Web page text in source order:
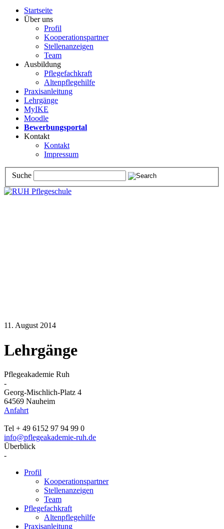
Startseite
Über uns
Profil
Kooperationspartner
Stellenanzeigen
Team
Ausbildung
Pflegefachkraft
Altenpflegehilfe
Praxisanleitung
Lehrgänge
MyIKE
Moodle
Bewerbungsportal
Kontakt
Kontakt
Impressum
Suche
11. August 2014
Lehrgänge
Pflegeakademie Ruh
-
Georg-Mischlich-Platz 4
64569 Nauheim
Anfahrt
Tel + 49 6152 97 94 99 0
info@pflegeakademie-ruh.de
Überblick
-
Profil
Kooperationspartner
Stellenanzeigen
Team
Pflegefachkraft
Altenpflegehilfe
Praxisanleitung